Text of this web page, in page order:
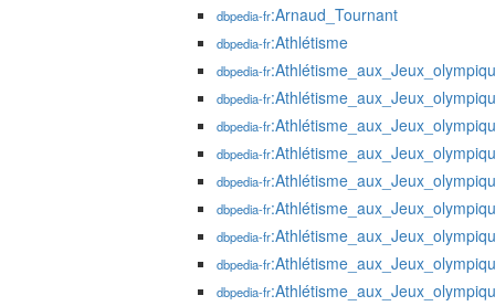
dbpedia-fr:Arnaud_Tournant
dbpedia-fr:Athlétisme
dbpedia-fr
dbpedia-fr
dbpedia-fr
dbpedia-fr
dbpedia-fr
dbpedia-fr
dbpedia-fr
dbpedia-fr
dbpedia-fr